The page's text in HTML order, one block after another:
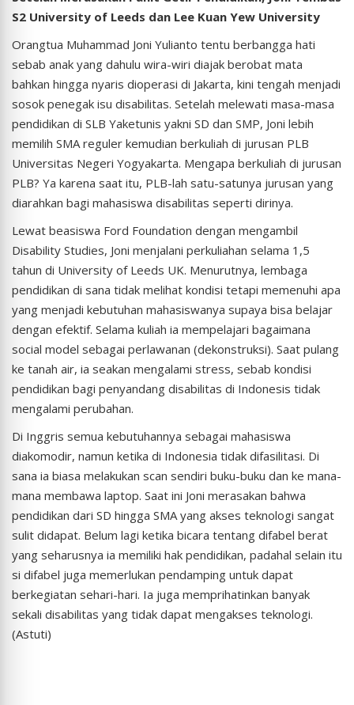
S2 University of Leeds dan Lee Kuan Yew University
Orangtua Muhammad Joni Yulianto tentu berbangga hati
sebab anak yang dahulu wira-wiri diajak berobat mata
bahkan hingga nyaris dioperasi di Jakarta, kini tengah menjadi
sosok penegak isu disabilitas. Setelah melewati masa-masa
pendidikan di SLB Yaketunis yakni SD dan SMP, Joni lebih
memilih SMA reguler kemudian berkuliah di jurusan PLB
Universitas Negeri Yogyakarta. Mengapa berkuliah di jurusan
PLB? Ya karena saat itu, PLB-lah satu-satunya jurusan yang
diarahkan bagi mahasiswa disabilitas seperti dirinya.
Lewat beasiswa Ford Foundation dengan mengambil
Disability Studies, Joni menjalani perkuliahan selama 1,5
tahun di University of Leeds UK. Menurutnya, lembaga
pendidikan di sana tidak melihat kondisi tetapi memenuhi apa
yang menjadi kebutuhan mahasiswanya supaya bisa belajar
dengan efektif. Selama kuliah ia mempelajari bagaimana
social model sebagai perlawanan (dekonstruksi). Saat pulang
ke tanah air, ia seakan mengalami stress, sebab kondisi
pendidikan bagi penyandang disabilitas di Indonesis tidak
mengalami perubahan.
Di Inggris semua kebutuhannya sebagai mahasiswa
diakomodir, namun ketika di Indonesia tidak difasilitasi. Di
sana ia biasa melakukan scan sendiri buku-buku dan ke mana-
mana membawa laptop. Saat ini Joni merasakan bahwa
pendidikan dari SD hingga SMA yang akses teknologi sangat
sulit didapat. Belum lagi ketika bicara tentang difabel berat
yang seharusnya ia memiliki hak pendidikan, padahal selain itu
si difabel juga memerlukan pendamping untuk dapat
berkegiatan sehari-hari. Ia juga memprihatinkan banyak
sekali disabilitas yang tidak dapat mengakses teknologi.
(Astuti)